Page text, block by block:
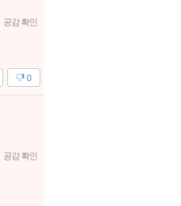
공감 확인
0
공감 확인